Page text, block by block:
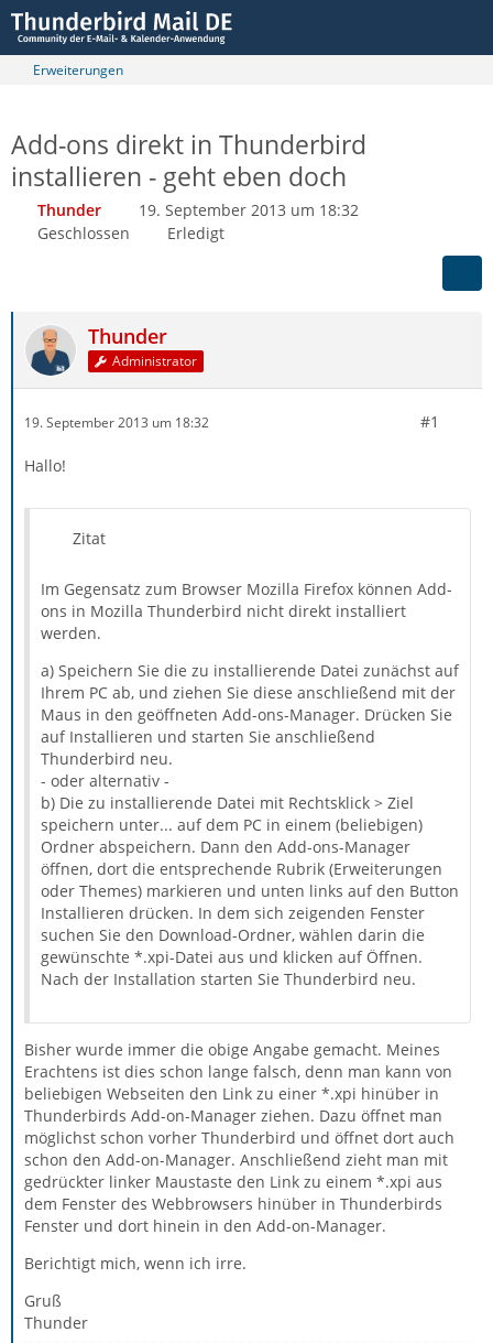
Erweiterungen
Add-ons direkt in Thunderbird
installieren - geht eben doch
Thunder
19. September 2013 um 18:32
Geschlossen
Erledigt
Thunder
Administrator
19. September 2013 um 18:32 #1
Hallo!
Zitat
Im Gegensatz zum Browser Mozilla Firefox können Add-
ons in Mozilla Thunderbird nicht direkt installiert
werden.
a) Speichern Sie die zu installierende Datei zunächst auf
Ihrem PC ab, und ziehen Sie diese anschließend mit der
Maus in den geöffneten Add-ons-Manager. Drücken Sie
auf Installieren und starten Sie anschließend
Thunderbird neu.
- oder alternativ -
b) Die zu installierende Datei mit Rechtsklick > Ziel
speichern unter... auf dem PC in einem (beliebigen)
Ordner abspeichern. Dann den Add-ons-Manager
öffnen, dort die entsprechende Rubrik (Erweiterungen
oder Themes) markieren und unten links auf den Button
Installieren drücken. In dem sich zeigenden Fenster
suchen Sie den Download-Ordner, wählen darin die
gewünschte *.xpi-Datei aus und klicken auf Öffnen.
Nach der Installation starten Sie Thunderbird neu.
Bisher wurde immer die obige Angabe gemacht. Meines
Erachtens ist dies schon lange falsch, denn man kann von
beliebigen Webseiten den Link zu einer *.xpi hinüber in
Thunderbirds Add-on-Manager ziehen. Dazu öffnet man
möglichst schon vorher Thunderbird und öffnet dort auch
schon den Add-on-Manager. Anschließend zieht man mit
gedrückter linker Maustaste den Link zu einem *.xpi aus
dem Fenster des Webbrowsers hinüber in Thunderbirds
Fenster und dort hinein in den Add-on-Manager.
Berichtigt mich, wenn ich irre.
Gruß
Thunder